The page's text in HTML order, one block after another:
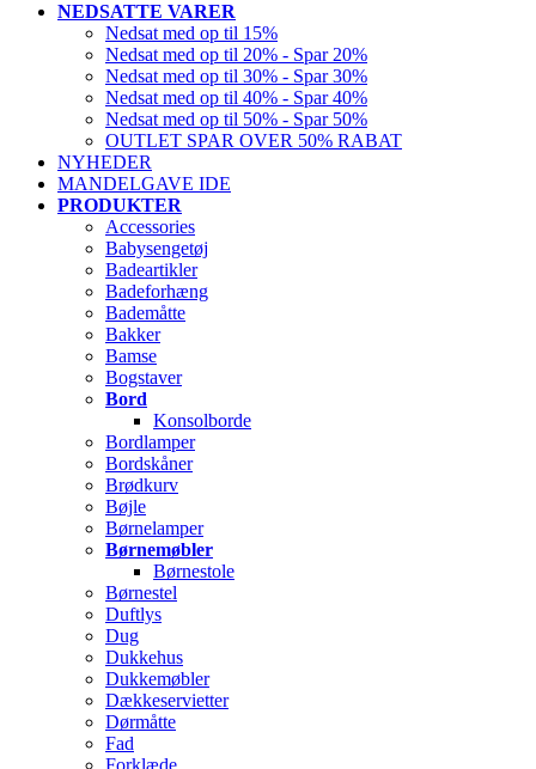
NEDSATTE VARER
Nedsat med op til 15%
Nedsat med op til 20% - Spar 20%
Nedsat med op til 30% - Spar 30%
Nedsat med op til 40% - Spar 40%
Nedsat med op til 50% - Spar 50%
OUTLET SPAR OVER 50% RABAT
NYHEDER
MANDELGAVE IDE
PRODUKTER
Accessories
Babysengetøj
Badeartikler
Badeforhæng
Bademåtte
Bakker
Bamse
Bogstaver
Bord
Konsolborde
Bordlamper
Bordskåner
Brødkurv
Bøjle
Børnelamper
Børnemøbler
Børnestole
Børnestel
Duftlys
Dug
Dukkehus
Dukkemøbler
Dækkeservietter
Dørmåtte
Fad
Forklæde